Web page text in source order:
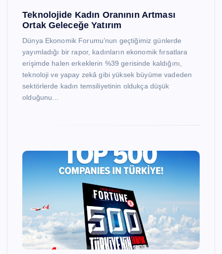
Teknolojide Kadın Oranının Artması
Ortak Geleceğe Yatırım
Dünya Ekonomik Forumu’nun geçtiğimiz günlerde
yayımladığı bir rapor, kadınların ekonomik fırsatlara
erişimde halen erkeklerin %39 gerisinde kaldığını,
teknoloji ve yapay zekâ gibi yüksek büyüme vadeden
sektörlerde kadın temsiliyetinin oldukça düşük
olduğunu…